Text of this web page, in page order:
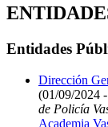
Entidades
Dirección
(01/09/2024
de Policía
Academia